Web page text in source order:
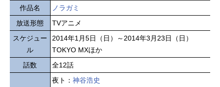
作品名
ノラガミ
放送形態
TVアニメ
スケジュー
ル
2014年1月5日（日）～2014年3月23日（日）
TOKYO MXほか
話数
全12話
夜ト： 神谷浩史